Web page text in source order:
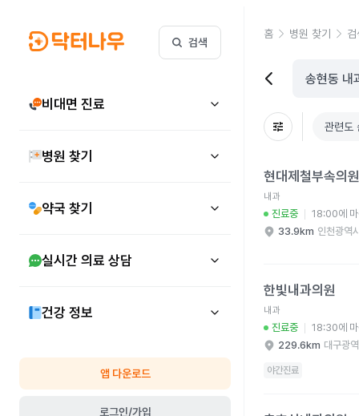
검색
비대면 진료
병원 찾기
약국 찾기
실시간 의료 상담
건강 정보
앱 다운로드
로그인/가입
홈 병원 찾기
관련도
현대제철부속의원
내과
진료중
18:00에
33.9km 인천광역
한빛내과의원
내과
진료중
18:30에
229.6km 대구광
야간진료